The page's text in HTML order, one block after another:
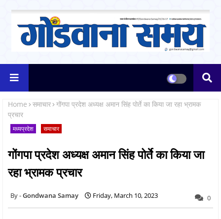
Home समाचार गोंगपा प्रदेश अध्यक्ष अमान सिंह पोर्ते का किया जा रहा भ्रामक
प्रचार
मध्यप्रदेश समाचार
गोंगपा प्रदेश अध्यक्ष अमान सिंह पोर्ते का किया जा
रहा भ्रामक प्रचार
Gondwana Samay Friday, March 10, 2023 0